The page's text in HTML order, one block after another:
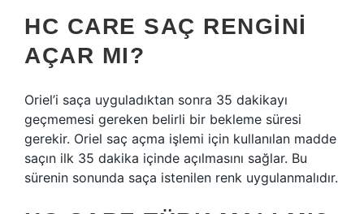
HC CARE SAÇ RENGINI
AÇAR MI?
Oriel’i saça uyguladıktan sonra 35 dakikayı
geçmemesi gereken belirli bir bekleme süresi
gerekir. Oriel saç açma işlemi için kullanılan madde
saçın ilk 35 dakika içinde açılmasını sağlar. Bu
sürenin sonunda saça istenilen renk uygulanmalıdır.